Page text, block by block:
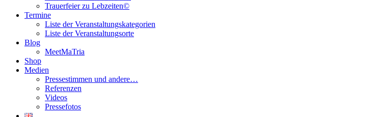
Trauerfeier zu Lebzeiten©
Termine
Liste der Veranstaltungskategorien
Liste der Veranstaltungsorte
Blog
MeetMaTria
Shop
Medien
Pressestimmen und andere…
Referenzen
Videos
Pressefotos